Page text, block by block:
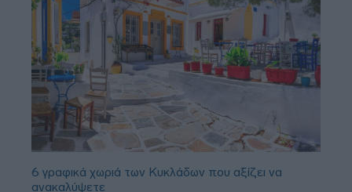
6 γραφικά χωριά των Κυκλάδων που αξίζει να
ανακαλύψετε